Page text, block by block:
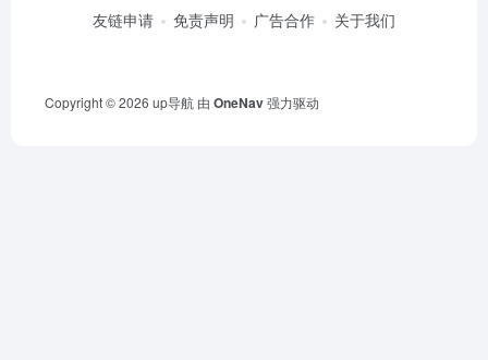
友链申请 免责声明 广告合作 关于我们
Copyright © 2026 up导航 由 OneNav强力驱动